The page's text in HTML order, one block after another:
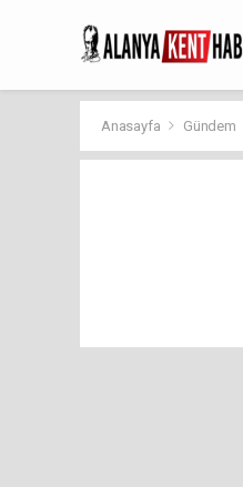
Anasayfa Gündem